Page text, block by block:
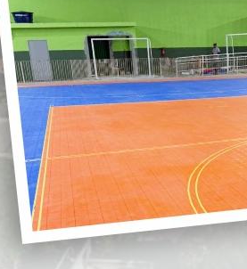
SAGRADA FAMÍLIA.
Foi dado início em mais uma importante
obra em nosso Município.
Chegou a vez da Pavimentação na Vila
Rural Sagrada Família.
Mais uma conquista para o município.
Serão investidos mais de 1,3 milhões na
Obra, através Deputado Estadual
Romanelli, e do Governador do Estado
Ratinho Junior.